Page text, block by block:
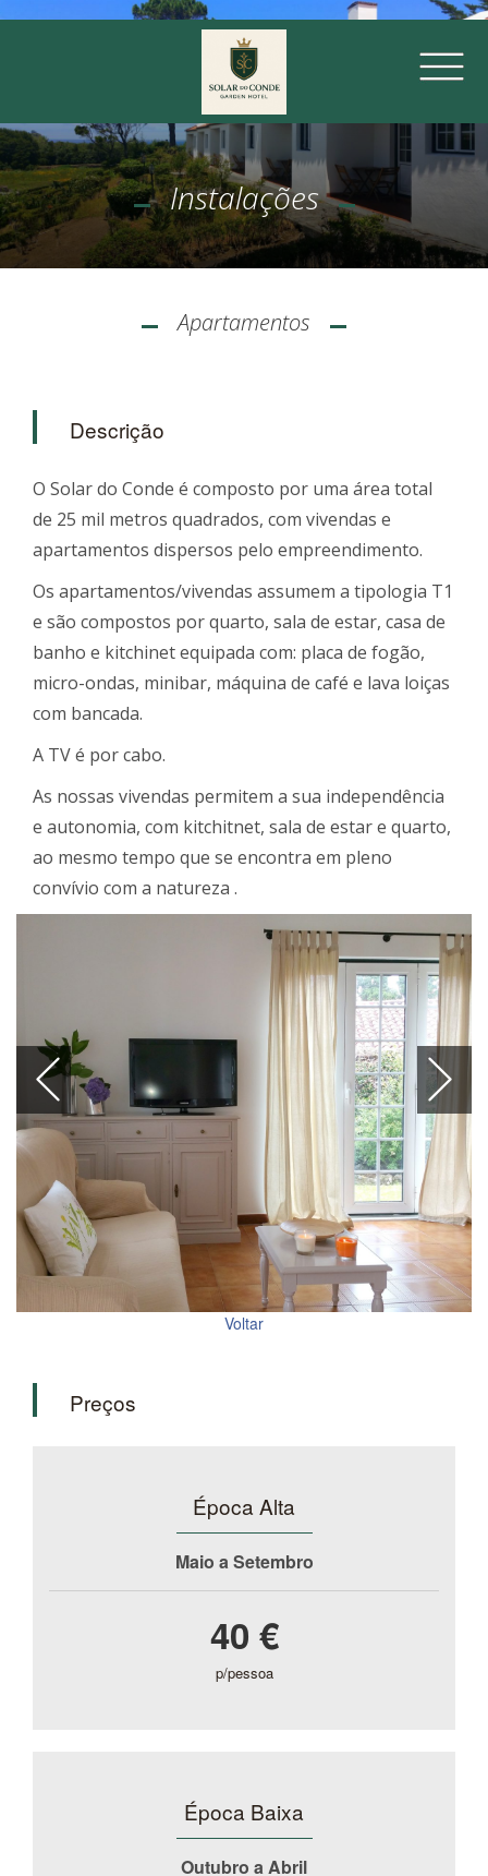
Instalações
Apartamentos
Descrição
O Solar do Conde é composto por uma área total
de 25 mil metros quadrados, com vivendas e
apartamentos dispersos pelo empreendimento.
Os apartamentos/vivendas assumem a tipologia T1
e são compostos por quarto, sala de estar, casa de
banho e kitchinet equipada com: placa de fogão,
micro-ondas, minibar, máquina de café e lava loiças
com bancada.
A TV é por cabo.
As nossas vivendas permitem a sua independência
e autonomia, com kitchitnet, sala de estar e quarto,
ao mesmo tempo que se encontra em pleno
convívio com a natureza .
Voltar
Preços
Época Alta
Maio a Setembro
40 €
p/pessoa
Época Baixa
Outubro a Abril